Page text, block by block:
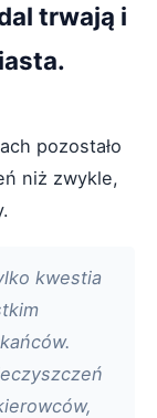
trwają i
pozostało
niż zwykle,
kwestia